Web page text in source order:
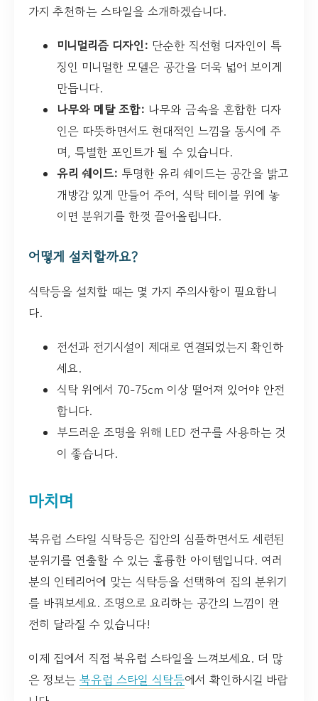
가지 추천하는 스타일을 소개하겠습니다.
미니멀리즘 디자인: 단순한 직선형 디자인이 특
징인 미니멀한 모델은 공간을 더욱 넓어 보이게
만듭니다.
나무와 메탈 조합: 나무와 금속을 혼합한 디자
인은 따뜻하면서도 현대적인 느낌을 동시에 주
며, 특별한 포인트가 될 수 있습니다.
유리 쉐이드: 투명한 유리 쉐이드는 공간을 밝고
개방감 있게 만들어 주어, 식탁 테이블 위에 놓
이면 분위기를 한껏 끌어올립니다.
어떻게 설치할까요?
식탁등을 설치할 때는 몇 가지 주의사항이 필요합니
다.
전선과 전기시설이 제대로 연결되었는지 확인하
세요.
식탁 위에서 70-75cm 이상 떨어져 있어야 안전
합니다.
부드러운 조명을 위해 LED 전구를 사용하는 것
이 좋습니다.
마치며
북유럽 스타일 식탁등은 집안의 심플하면서도 세련된
분위기를 연출할 수 있는 훌륭한 아이템입니다. 여러
분의 인테리어에 맞는 식탁등을 선택하여 집의 분위기
를 바꿔보세요. 조명으로 요리하는 공간의 느낌이 완
전히 달라질 수 있습니다!
이제 집에서 직접 북유럽 스타일을 느껴보세요. 더 많
은 정보는 북유럽 스타일 식탁등에서 확인하시길 바랍